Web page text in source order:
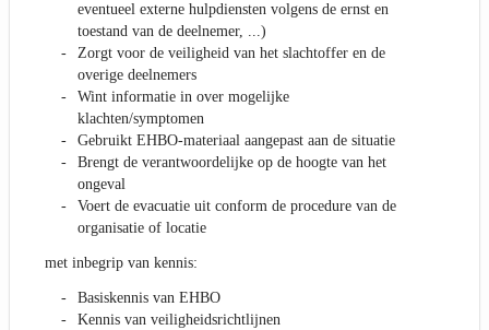
eventueel externe hulpdiensten volgens de ernst en
toestand van de deelnemer, ...)
Zorgt voor de veiligheid van het slachtoffer en de
overige deelnemers
Wint informatie in over mogelijke
klachten/symptomen
Gebruikt EHBO-materiaal aangepast aan de situatie
Brengt de verantwoordelijke op de hoogte van het
ongeval
Voert de evacuatie uit conform de procedure van de
organisatie of locatie
met inbegrip van kennis:
Basiskennis van EHBO
Kennis van veiligheidsrichtlijnen